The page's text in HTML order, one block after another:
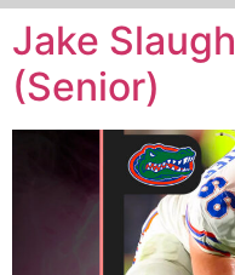
Jake
(Senior)